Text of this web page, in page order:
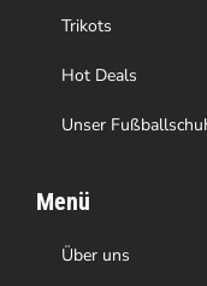
gewählt
werden
Trikots
Hot Deals
Unser
Menü
Über uns